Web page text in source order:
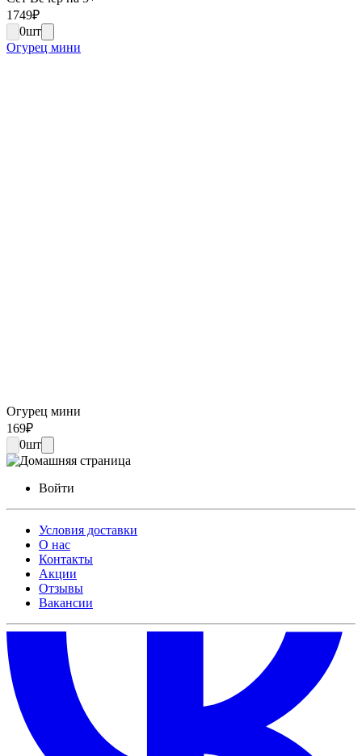
1749₽
0шт
Огурец мини
Огурец мини
169₽
0шт
Войти
Условия доставки
О нас
Контакты
Акции
Отзывы
Вакансии